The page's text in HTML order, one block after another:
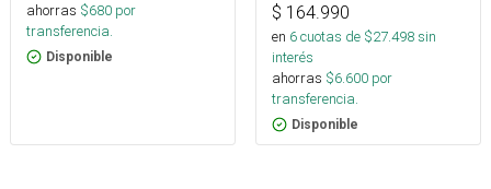
ahorras $680 por
transferencia.
Disponible
$ 164.990
en 6cuotas de $27.498sin
interés
ahorras $6.600 por
transferencia.
Disponible